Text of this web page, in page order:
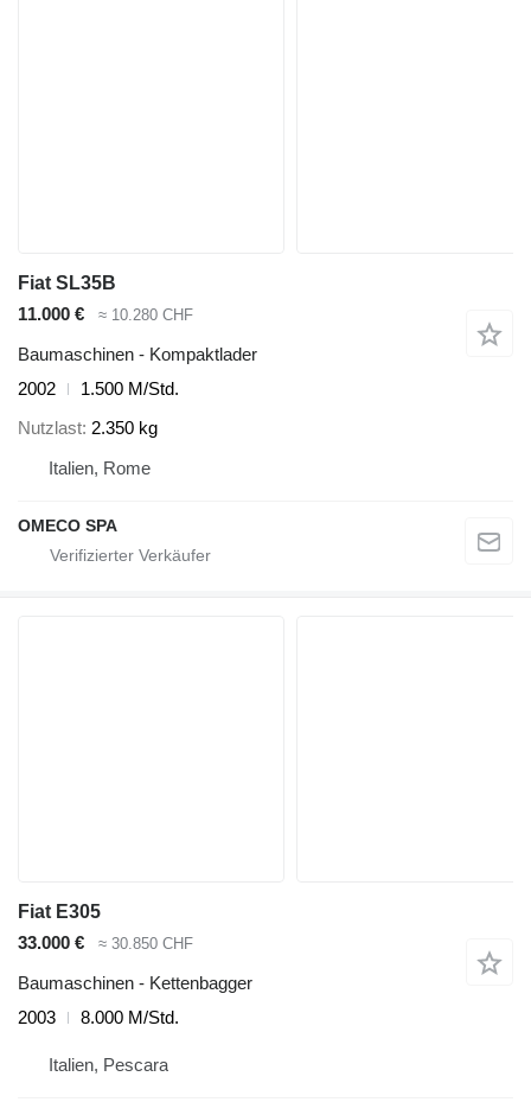
Fiat SL35B
11.000 €
≈ 10.280 CHF
Baumaschinen - Kompaktlader
2002
1.500 M/Std.
Nutzlast 2.350 kg
Italien, Rome
OMECO SPA
Fiat E305
33.000 €
≈ 30.850 CHF
Baumaschinen - Kettenbagger
2003
8.000 M/Std.
Italien, Pescara